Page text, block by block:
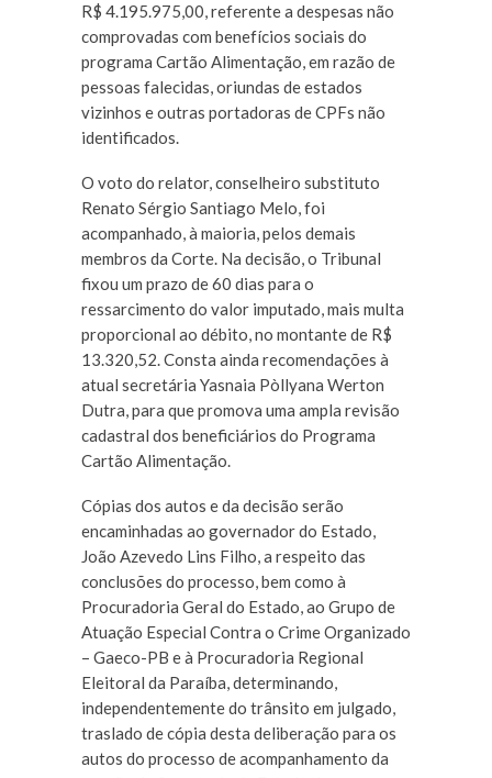
R$ 4.195.975,00, referente a despesas não
comprovadas com benefícios sociais do
programa Cartão Alimentação, em razão de
pessoas falecidas, oriundas de estados
vizinhos e outras portadoras de CPFs não
identificados.
O voto do relator, conselheiro substituto
Renato Sérgio Santiago Melo, foi
acompanhado, à maioria, pelos demais
membros da Corte. Na decisão, o Tribunal
fixou um prazo de 60 dias para o
ressarcimento do valor imputado, mais multa
proporcional ao débito, no montante de R$
13.320,52. Consta ainda recomendações à
atual secretária Yasnaia Pòllyana Werton
Dutra, para que promova uma ampla revisão
cadastral dos beneficiários do Programa
Cartão Alimentação.
Cópias dos autos e da decisão serão
encaminhadas ao governador do Estado,
João Azevedo Lins Filho, a respeito das
conclusões do processo, bem como à
Procuradoria Geral do Estado, ao Grupo de
Atuação Especial Contra o Crime Organizado
– Gaeco-PB e à Procuradoria Regional
Eleitoral da Paraíba, determinando,
independentemente do trânsito em julgado,
traslado de cópia desta deliberação para os
autos do processo de acompanhamento da